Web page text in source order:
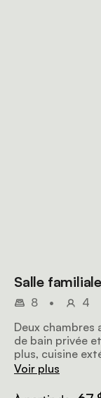
Salle familiale
8 •
4
Deux chambres
de bain privée
plus, cuisine
Voir plus